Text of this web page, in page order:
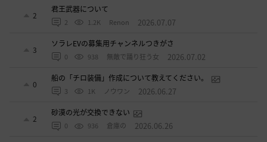
2
君王武器について
2 1.2K Renon 2026.07.07
3
ソラレEVの募集用チャンネルつきがさ
0 938 無敵で踊り狂う女 2026.07.02
0
船の「チロ装備」作成について教えてください。
3 1K ノウワン 2026.06.27
2
砂漠の光が交換できない
0 936 倉庫の 2026.06.26